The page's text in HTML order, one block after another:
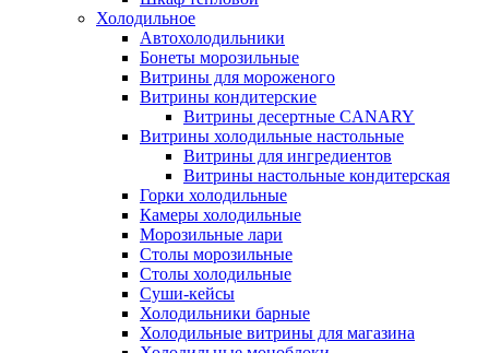
Холодильное
Автохолодильники
Бонеты морозильные
Витрины для мороженого
Витрины кондитерские
Витрины десертные CANARY
Витрины холодильные настольные
Витрины для ингредиентов
Витрины настольные кондитерская
Горки холодильные
Камеры холодильные
Морозильные лари
Столы морозильные
Столы холодильные
Суши-кейсы
Холодильники барные
Холодильные витрины для магазина